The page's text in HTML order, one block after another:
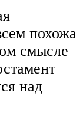
похожа
смысле
над